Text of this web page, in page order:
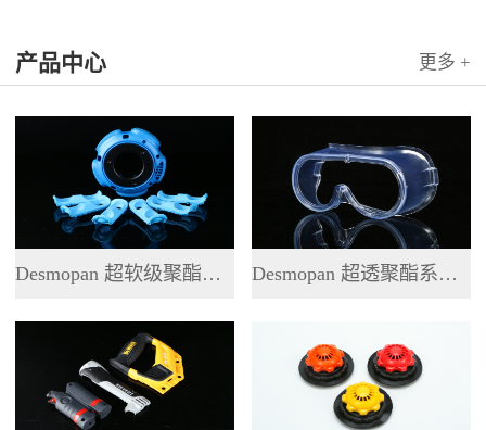
产品中心 更多 +
Desmopan 超软级聚酯系列 TPU Desmopan 超透聚酯系列 TPU